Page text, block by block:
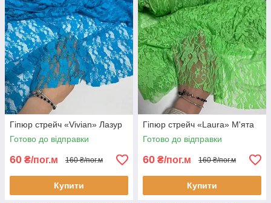
Гіпюр стрейч «Vivian» Лазур
Готово до відправки
60 ₴/пог.м 160 ₴/пог.м
Купити
Гіпюр стрейч «Laura» М'ята
Готово до відправки
60 ₴/пог.м 160 ₴/пог.м
Купити